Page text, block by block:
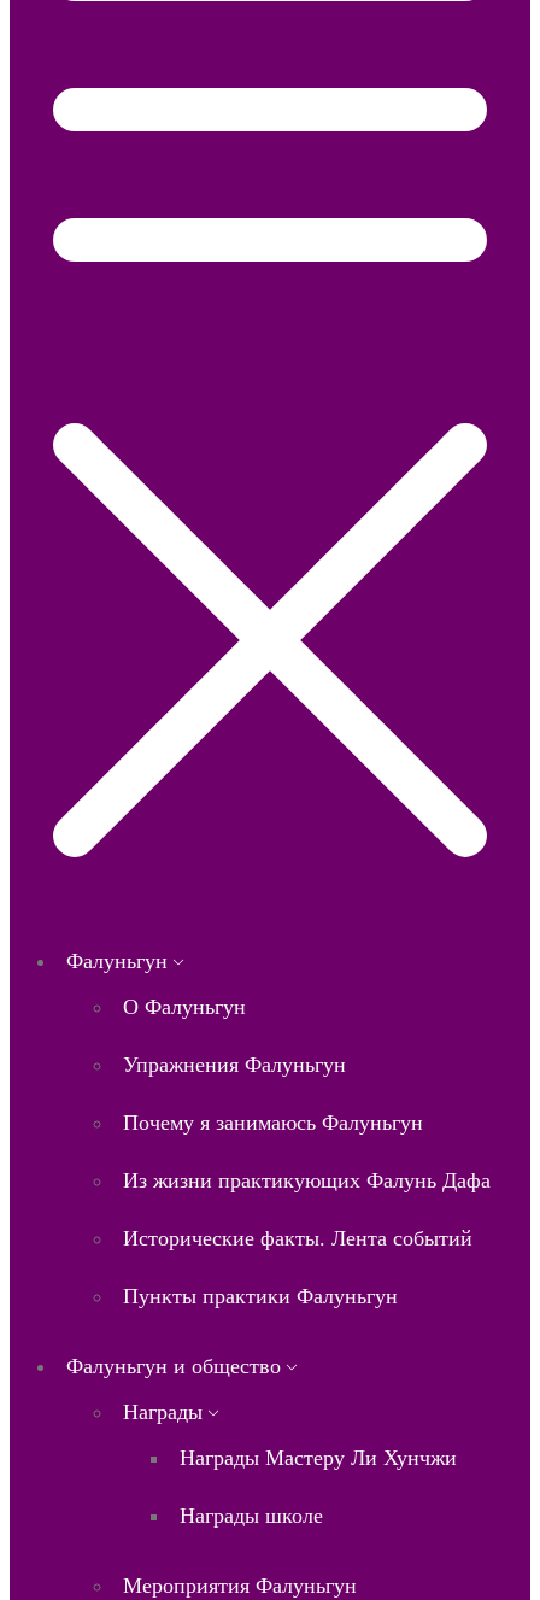
Фалуньгун
О Фалуньгун
Упражнения Фалуньгун
Почему я занимаюсь Фалуньгун
Из жизни практикующих Фалунь Дафа
Исторические факты. Лента событий
Пункты практики Фалуньгун
Фалуньгун и общество
Награды
Награды Мастеру Ли Хунчжи
Награды школе
Мероприятия Фалуньгун